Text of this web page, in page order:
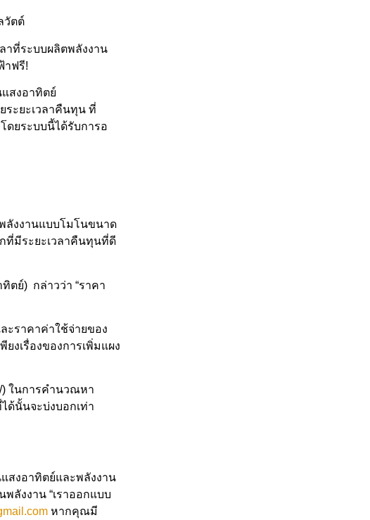
วัตต์
าที่ระบบผลิตพลังงาน
าฟรี!
แสงอาทิตย์
ระยะเวลาคืนทุน ที่
ดยระบบนี้ได้รับการอ
ลังงานแบบโมโนขนาด
ที่มีระยะเวลาคืนทุนที่ดี
ทิตย์) กล่าวว่า “ราคา
ะราคาค่าใช้จ่ายของ
ยงเรื่องของการเพิ่มแผง
) ในการคำนวณหา
ด้นั้นจะบ่งบอกเท่า
สงอาทิตย์และพลังงาน
ลังงาน “เราออกแบบ
หากคุณมี